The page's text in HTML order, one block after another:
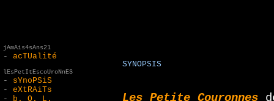
jAmAis4sAns21
- acTUalité
lEsPetItEscoUroNnES
- sYnoPSiS
- eXtRAiTs
- b. O. L.
SYNOPSIS
Les Petite Couronnes